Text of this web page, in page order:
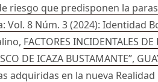
riesgo que predisponen la
Vol. 8 Núm. 3 (2024): Identidad
FACTORES INCIDENTALES
DE ICAZA BUSTAMANTE”,
adquiridas en la nueva Realidad